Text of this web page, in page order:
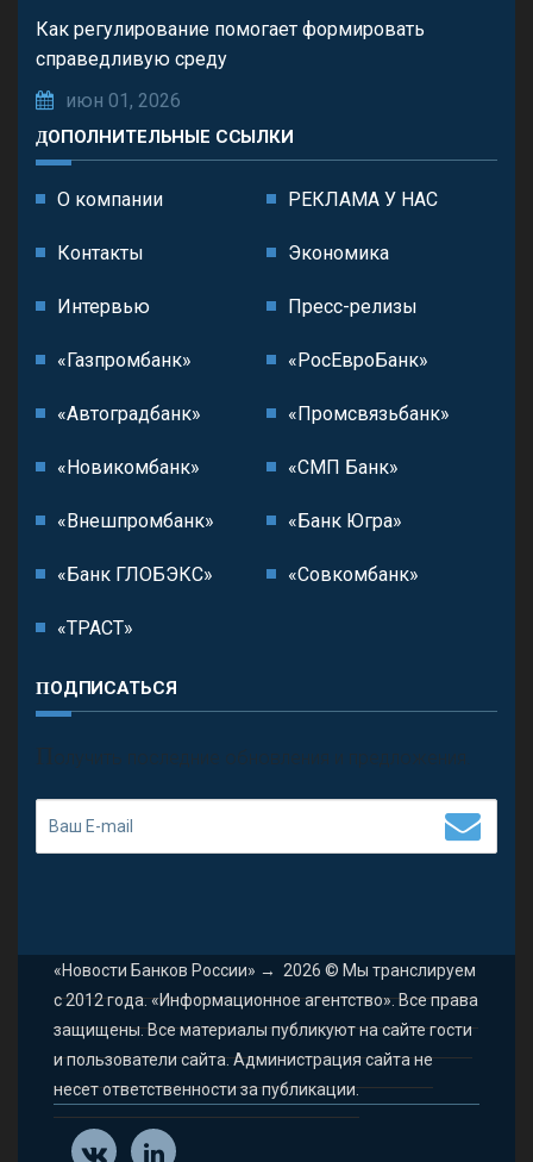
Как регулирование помогает формировать
справедливую среду
июн 01, 2026
ДОПОЛНИТЕЛЬНЫЕ ССЫЛКИ
О компании РЕКЛАМА У НАС
Контакты Экономика
Интервью Пресс-релизы
«Газпромбанк» «РосЕвроБанк»
«Автоградбанк» «Промсвязьбанк»
«Новикомбанк» «СМП Банк»
«Внешпромбанк» «Банк Югра»
«Банк ГЛОБЭКС» «Совкомбанк»
«ТРАСТ»
ПОДПИСАТЬСЯ
П олучить последние обновления и предложения.
«Новости Банков России» → 2026 © Мы транслируем
с 2012 года. «Информационное агентство». Все права
защищены. Все материалы публикуют на сайте гости
и пользователи сайта. Администрация сайта не
несет ответственности за публикации.